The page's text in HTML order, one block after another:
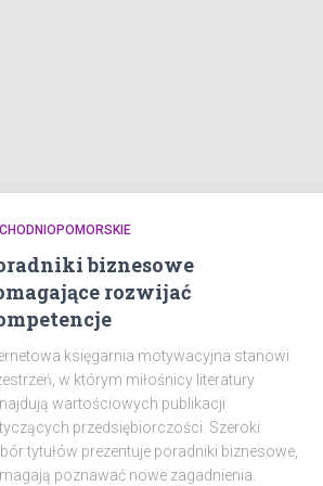
biznesowe
rozwijać
księgarnia motywacyjna stanowi
w którym miłośnicy literatury
wartościowych publikacji
przedsiębiorczości. Szeroki
tytułów prezentuje poradniki biznesowe,
poznawać nowe zagadnienia.